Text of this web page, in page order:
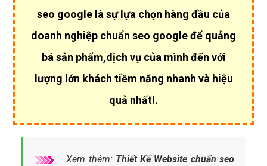
seo google là sự lựa chọn hàng đầu của
doanh nghiệp chuẩn seo google để quảng
bá sản phẩm,dịch vụ của mình đến với
lượng lớn khách tiềm năng nhanh và hiệu
quả nhất!.
Xem thêm: Thiết Kế Website chuẩn seo